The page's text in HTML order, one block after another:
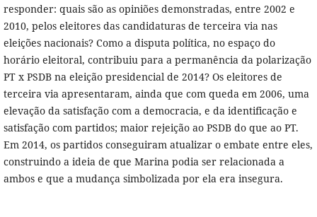
responder: quais são as opiniões demonstradas, entre 2002 e
2010, pelos eleitores das candidaturas de terceira via nas
eleições nacionais? Como a disputa política, no espaço do
horário eleitoral, contribuiu para a permanência da polarização
PT x PSDB na eleição presidencial de 2014? Os eleitores de
terceira via apresentaram, ainda que com queda em 2006, uma
elevação da satisfação com a democracia, e da identificação e
satisfação com partidos; maior rejeição ao PSDB do que ao PT.
Em 2014, os partidos conseguiram atualizar o embate entre eles,
construindo a ideia de que Marina podia ser relacionada a
ambos e que a mudança simbolizada por ela era insegura.